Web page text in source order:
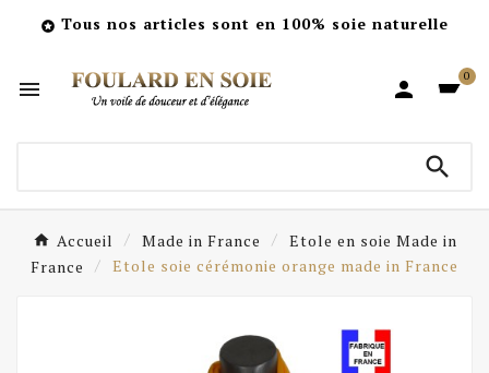
 Tous nos articles sont en 100% soie naturelle
 
0

Accueil Made in France
Etole en soie Made in
France
Etole soie cérémonie orange made in France